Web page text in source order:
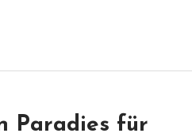
Paradies für